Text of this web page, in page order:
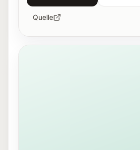
Quelle
Ansicht des Mirabellplatzes in